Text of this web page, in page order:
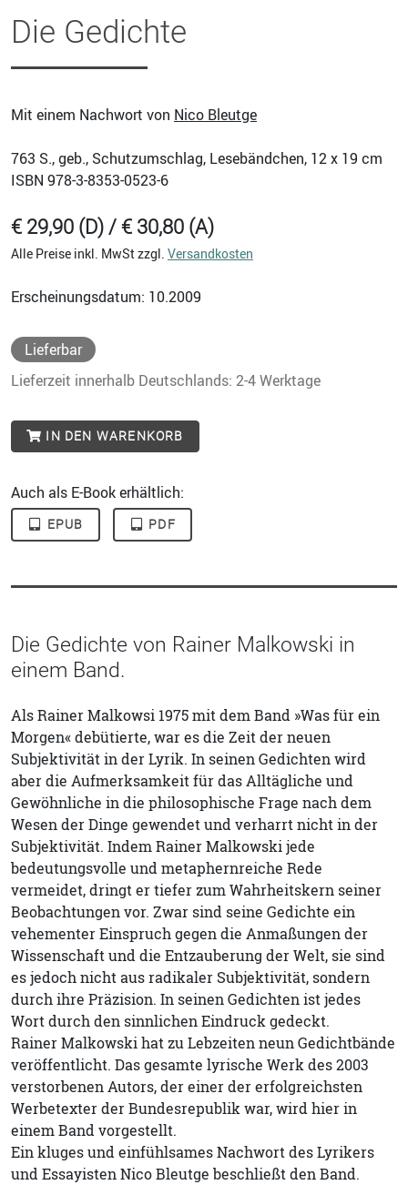
Die Gedichte
Mit einem Nachwort von Nico Bleutge
763 S., geb., Schutzumschlag, Lesebändchen, 12 x 19 cm
ISBN 978-3-8353-0523-6
€ 29,90 (D) / € 30,80 (A)
Alle Preise inkl. MwSt zzgl. Versandkosten
Erscheinungsdatum: 10.2009
Lieferbar
Lieferzeit innerhalb Deutschlands: 2-4 Werktage
IN DEN WARENKORB
Auch als E-Book erhältlich:
EPUB PDF
Die Gedichte von Rainer Malkowski in
einem Band.
Als Rainer Malkowsi 1975 mit dem Band »Was für ein
Morgen« debütierte, war es die Zeit der neuen
Subjektivität in der Lyrik. In seinen Gedichten wird
aber die Aufmerksamkeit für das Alltägliche und
Gewöhnliche in die philosophische Frage nach dem
Wesen der Dinge gewendet und verharrt nicht in der
Subjektivität. Indem Rainer Malkowski jede
bedeutungsvolle und metaphernreiche Rede
vermeidet, dringt er tiefer zum Wahrheitskern seiner
Beobachtungen vor. Zwar sind seine Gedichte ein
vehementer Einspruch gegen die Anmaßungen der
Wissenschaft und die Entzauberung der Welt, sie sind
es jedoch nicht aus radikaler Subjektivität, sondern
durch ihre Präzision. In seinen Gedichten ist jedes
Wort durch den sinnlichen Eindruck gedeckt.
Rainer Malkowski hat zu Lebzeiten neun Gedichtbände
veröffentlicht. Das gesamte lyrische Werk des 2003
verstorbenen Autors, der einer der erfolgreichsten
Werbetexter der Bundesrepublik war, wird hier in
einem Band vorgestellt.
Ein kluges und einfühlsames Nachwort des Lyrikers
und Essayisten Nico Bleutge beschließt den Band.